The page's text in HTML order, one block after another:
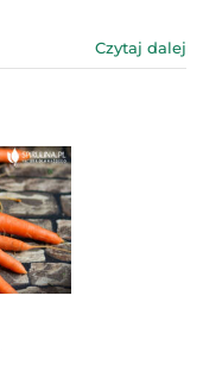
Czytaj dalej